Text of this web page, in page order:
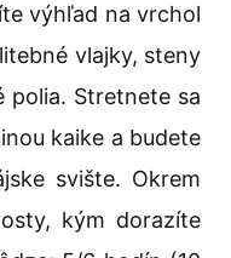
výhľad na vrchol
vlajky, steny
polia. Stretnete sa
kaike a budete
svište. Okrem
kým dorazíte